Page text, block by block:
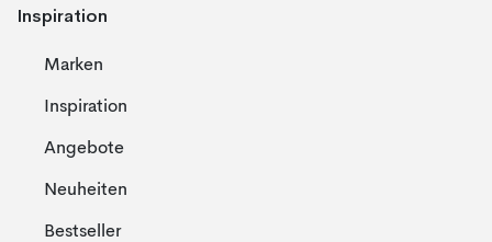
Inspiration
Marken
Inspiration
Angebote
Neuheiten
Bestseller